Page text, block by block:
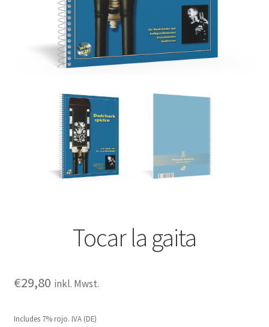
Tocar la gaita
€29,80 inkl. Mwst.
Includes 7% rojo. IVA (DE)